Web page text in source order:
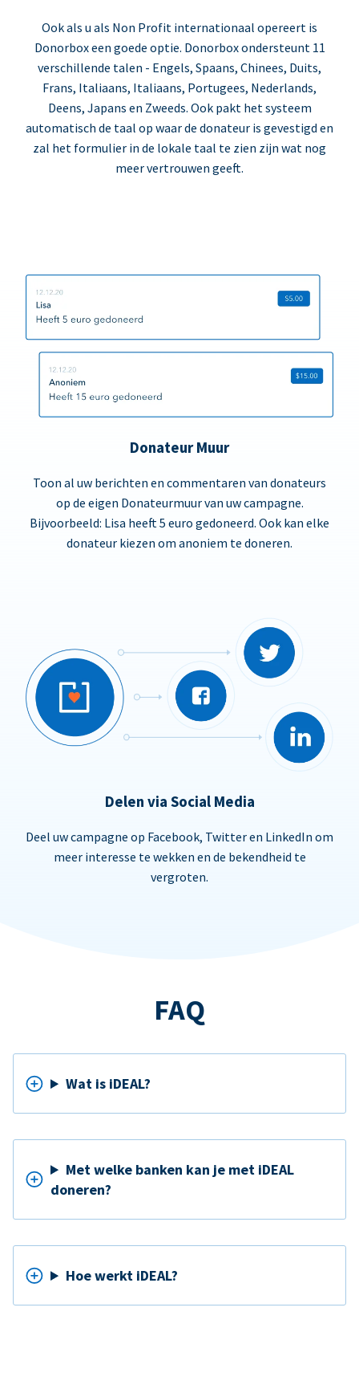
Ook als u als Non Profit internationaal opereert is
Donorbox een goede optie. Donorbox ondersteunt 11
verschillende talen - Engels, Spaans, Chinees, Duits,
Frans, Italiaans, Italiaans, Portugees, Nederlands,
Deens, Japans en Zweeds. Ook pakt het systeem
automatisch de taal op waar de donateur is gevestigd en
zal het formulier in de lokale taal te zien zijn wat nog
meer vertrouwen geeft.
Donateur Muur
Toon al uw berichten en commentaren van donateurs
op de eigen Donateurmuur van uw campagne.
Bijvoorbeeld: Lisa heeft 5 euro gedoneerd. Ook kan elke
donateur kiezen om anoniem te doneren.
Delen via Social Media
Deel uw campagne op Facebook, Twitter en LinkedIn om
meer interesse te wekken en de bekendheid te
vergroten.
FAQ
Wat is iDEAL?
Met welke banken kan je met iDEAL
doneren?
Hoe werkt iDEAL?